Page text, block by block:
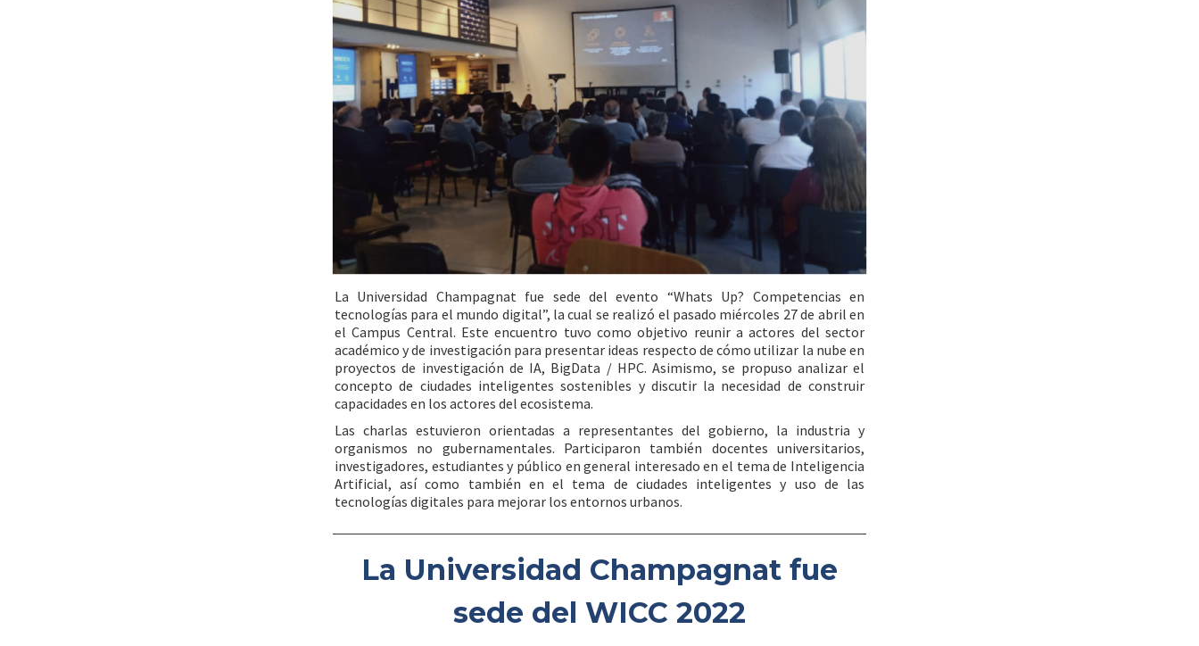
La Universidad Champagnat fue sede del evento “Whats Up? Competencias en
tecnologías para el mundo digital”, la cual se realizó el pasado miércoles 27 de abril en
el Campus Central. Este encuentro tuvo como objetivo reunir a actores del sector
académico y de investigación para presentar ideas respecto de cómo utilizar la nube en
proyectos de investigación de IA, BigData / HPC. Asimismo, se propuso analizar el
concepto de ciudades inteligentes sostenibles y discutir la necesidad de construir
capacidades en los actores del ecosistema.
Las charlas estuvieron orientadas a representantes del gobierno, la industria y
organismos no gubernamentales. Participaron también docentes universitarios,
investigadores, estudiantes y público en general interesado en el tema de Inteligencia
Artificial, así como también en el tema de ciudades inteligentes y uso de las
tecnologías digitales para mejorar los entornos urbanos.
La Universidad Champagnat fue
sede del WICC 2022